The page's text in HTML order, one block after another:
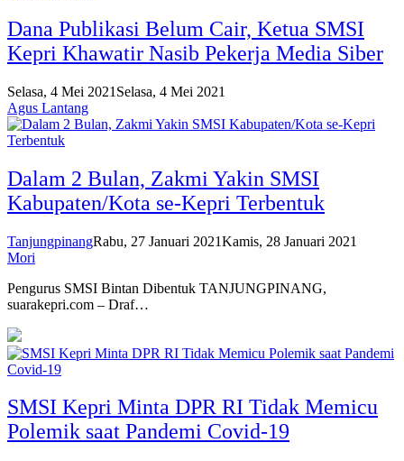
Dana Publikasi Belum Cair, Ketua SMSI
Kepri Khawatir Nasib Pekerja Media Siber
Selasa, 4 Mei 2021 Selasa, 4 Mei 2021
Agus Lantang
Dalam 2 Bulan, Zakmi Yakin SMSI
Kabupaten/Kota se-Kepri Terbentuk
TanjungpinangRabu, 27 Januari 2021Kamis, 28 Januari 2021
Mori
Pengurus SMSI Bintan Dibentuk TANJUNGPINANG,
suarakepri.com – Draf…
SMSI Kepri Minta DPR RI Tidak Memicu
Polemik saat Pandemi Covid-19